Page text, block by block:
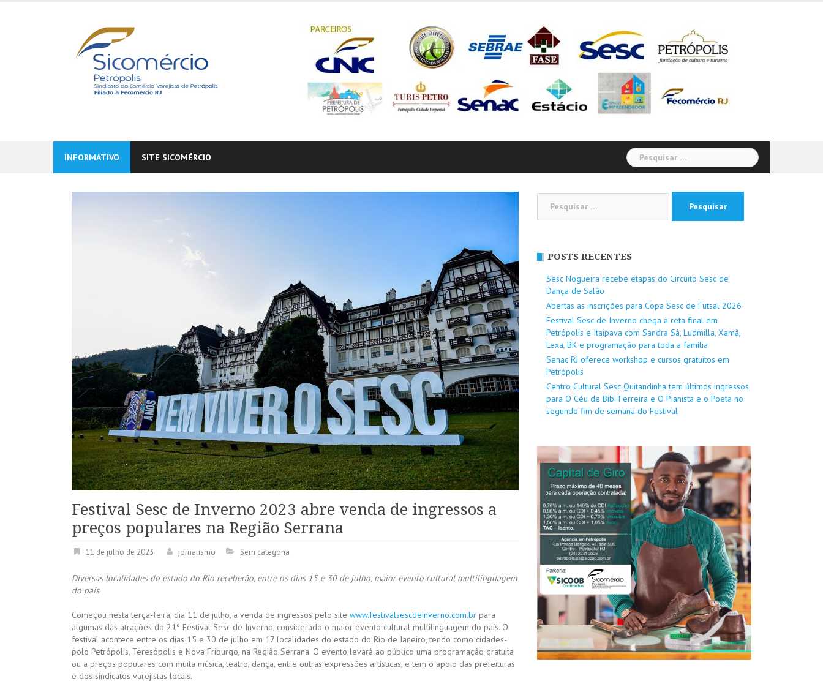
INFORMATIVO SITE SICOMÉRCIO
Pesquisar
por:
Festival Sesc de Inverno 2023 abre venda de ingressos a
preços populares na Região Serrana
11 de julho de 2023 jornalismo Sem categoria
Diversas localidades do estado do Rio receberão, entre os dias 15 e 30 de julho, maior evento cultural multilinguagem
do país
Começou nesta terça-feira, dia 11 de julho, a venda de ingressos pelo site www.festivalsescdeinverno.com.br para
algumas das atrações do 21º Festival Sesc de Inverno, considerado o maior evento cultural multilinguagem do país. O
festival acontece entre os dias 15 e 30 de julho em 17 localidades do estado do Rio de Janeiro, tendo como cidades-
polo Petrópolis, Teresópolis e Nova Friburgo, na Região Serrana. O evento levará ao público uma programação gratuita
ou a preços populares com muita música, teatro, dança, entre outras expressões artísticas, e tem o apoio das prefeituras
e dos sindicatos varejistas locais.
por:
POSTS RECENTES
Sesc Nogueira recebe etapas do Circuito Sesc de
Dança de Salão
Abertas as inscrições para Copa Sesc de Futsal 2026
Festival Sesc de Inverno chega à reta final em
Petrópolis e Itaipava com Sandra Sá, Ludmilla, Xamã,
Lexa, BK e programação para toda a família
Senac RJ oferece workshop e cursos gratuitos em
Petrópolis
Centro Cultural Sesc Quitandinha tem últimos ingressos
para O Céu de Bibi Ferreira e O Pianista e o Poeta no
segundo fim de semana do Festival